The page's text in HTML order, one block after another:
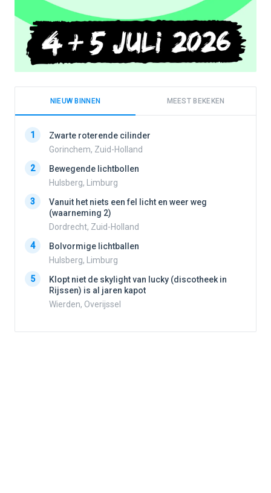
NIEUW BINNEN MEEST BEKEKEN
1
Zwarte roterende cilinder
Gorinchem, Zuid-Holland
2
Bewegende lichtbollen
Hulsberg, Limburg
3
Vanuit het niets een fel licht en weer weg
(waarneming 2)
Dordrecht, Zuid-Holland
4
Bolvormige lichtballen
Hulsberg, Limburg
5
Klopt niet de skylight van lucky (discotheek in
Rijssen) is al jaren kapot
Wierden, Overijssel